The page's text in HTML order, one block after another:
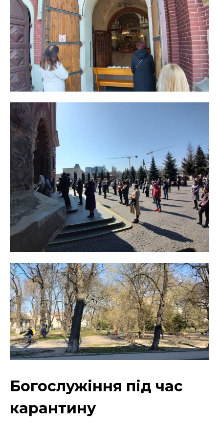
Богослужіння під час
карантину